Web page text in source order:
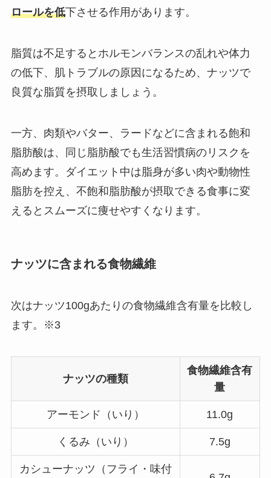
ロールを低下させる作用があります。
脂質は不足するとホルモンバランスの乱れや体力
の低下、肌トラブルの原因になるため、ナッツで
良質な脂質を摂取しましょう。
一方、肉類やバター、ラードなどに含まれる飽和
脂肪酸は、同じ脂肪酸でも生活習慣病のリスクを
高めます。ダイエット中は脂身が多い肉や動物性
脂肪を控え、不飽和脂肪酸が摂取できる食事に変
えるとスムーズに痩せやすくなります。
ナッツに含まれる食物繊維
次はナッツ100gあたりの食物繊維含有量を比較し
ます。※3
ナッツの種類
食物繊維含有
量
アーモンド（いり） 11.0g
くるみ（いり） 7.5g
カシューナッツ（フライ・味付